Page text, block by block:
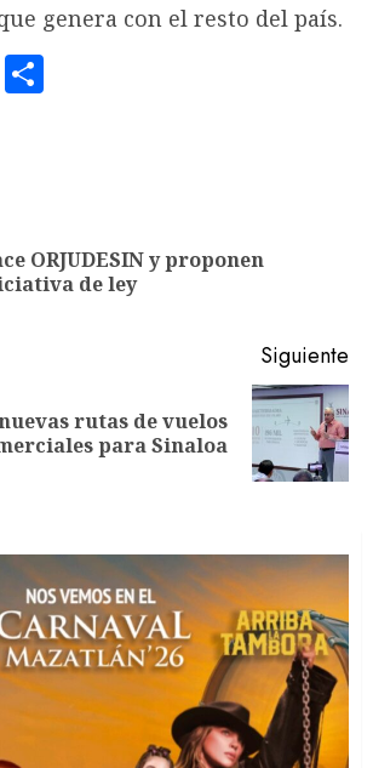
genera con el resto del país.
WhatsApp
ORJUDESIN y proponen
de ley
Siguiente
rutas de vuelos
para Sinaloa